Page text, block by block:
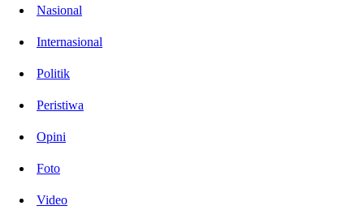
Nasional
Internasional
Politik
Peristiwa
Opini
Foto
Video